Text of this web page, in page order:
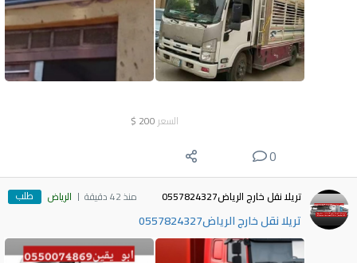
السعر 200
$
0
تريلا نقل خارج الرياض0557824327 منذ 42 دقيقة الرياض طلب
تريلا نقل خارج الرياض0557824327